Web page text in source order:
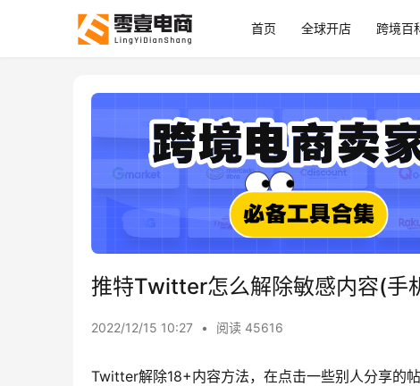
首页 全球开店 跨境百
推特Twitter怎么解除敏感内容(手
2022/12/15 10:27 • 阅读 45616
Twitter解除18+内容方法，在点击一些别人分享的